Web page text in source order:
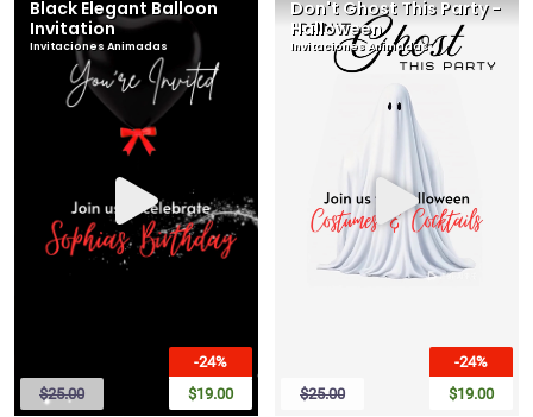
Black Elegant Balloon
Invitation
Invitaciones Animadas
-24%
$19.00
$25.00
Don't Ghost This Party -
Halloween
Invitaciones Animadas
-24%
$19.00
$25.00